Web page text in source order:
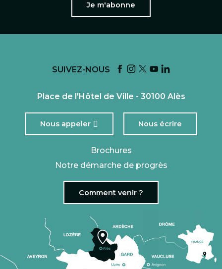
Je m'abonne
SUIVEZ-NOUS
Place de l'Hôtel de Ville - 30100 Alès
Nous appeler Nous écrire
Brochures
Notre démarche de progrès
Comment venir ?